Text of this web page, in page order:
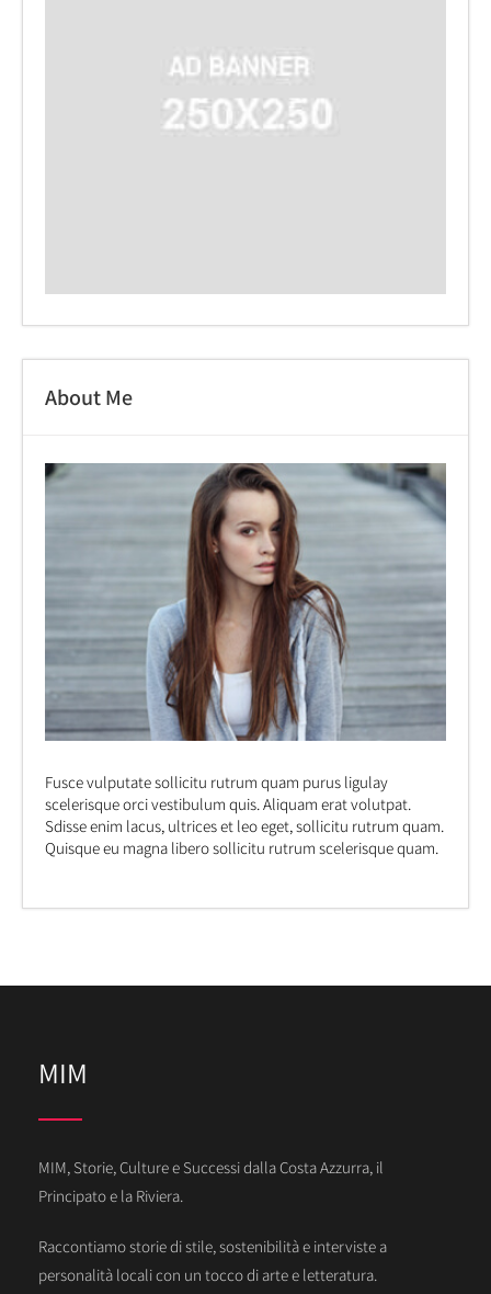
About Me
Fusce vulputate sollicitu rutrum quam purus ligulay
scelerisque orci vestibulum quis. Aliquam erat volutpat.
Sdisse enim lacus, ultrices et leo eget, sollicitu rutrum quam.
Quisque eu magna libero sollicitu rutrum scelerisque quam.
MIM
MIM, Storie, Culture e Successi dalla Costa Azzurra, il
Principato e la Riviera.
Raccontiamo storie di stile, sostenibilità e interviste a
personalità locali con un tocco di arte e letteratura.